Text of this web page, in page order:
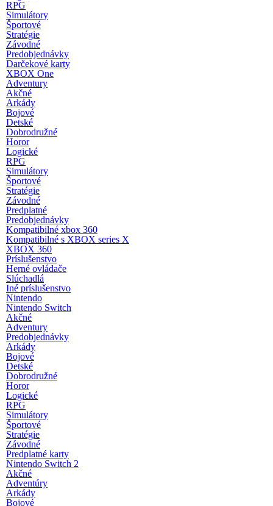
RPG
Simulátory
Športové
Stratégie
Závodné
Predobjednávky
Darčekové karty
XBOX One
Adventury
Akčné
Arkády
Bojové
Detské
Dobrodružné
Horor
Logické
RPG
Simulátory
Športové
Stratégie
Závodné
Predplatné
Predobjednávky
Kompatibilné xbox 360
Kompatibilné s XBOX series X
XBOX 360
Príslušenstvo
Herné ovládače
Slúchadlá
Iné príslušenstvo
Nintendo
Nintendo Switch
Akčné
Adventury
Predobjednávky
Arkády
Bojové
Detské
Dobrodružné
Horor
Logické
RPG
Simulátory
Športové
Stratégie
Závodné
Predplatné karty
Nintendo Switch 2
Akčné
Adventúry
Arkády
Bojové